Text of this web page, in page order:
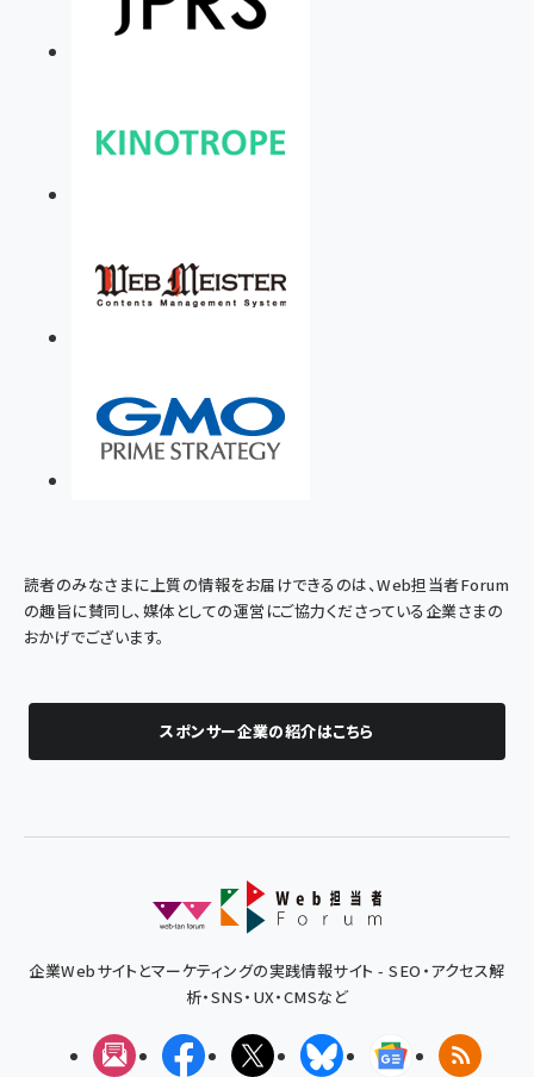
読者のみなさまに上質の情報をお届けできるのは、Web担当者Forum
の趣旨に賛同し、媒体としての運営にご協力くださっている企業さまの
おかげでございます。
スポンサー企業の紹介はこちら
企業Webサイトとマーケティングの実践情報サイト - SEO・アクセス解
析・SNS・UX・CMSなど
メルマガFacebookX(エックス)BlueskyGoogleニュ
RSS